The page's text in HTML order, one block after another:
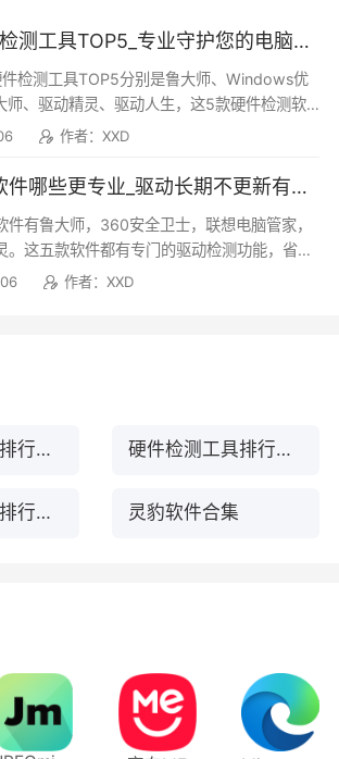
2024精选硬件检测工具TOP5_专业守护您的电脑安全
检测工具TOP5分别是鲁大师、Windows优
、驱动精灵、驱动人生，这5款硬件检测软
彻底扫描，检测...
作者：XXD
电脑驱动检测软件哪些更专业_驱动长期不更新有什么影响
件有鲁大师，360安全卫士，联想电脑管家，
。这五款软件都有专门的驱动检测功能，省去
动的步骤，直接一键检测...
作者：XXD
驱动检测工具排行榜前九名下载 硬件检测工具排行榜TOP10下载
系统修复工具排行榜TOP10下载 灵豹软件合集